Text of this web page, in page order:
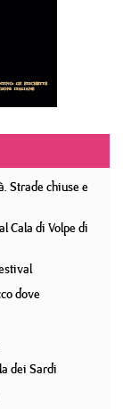
Strade chiuse e
Cala di Volpe di
dove
dei Sardi